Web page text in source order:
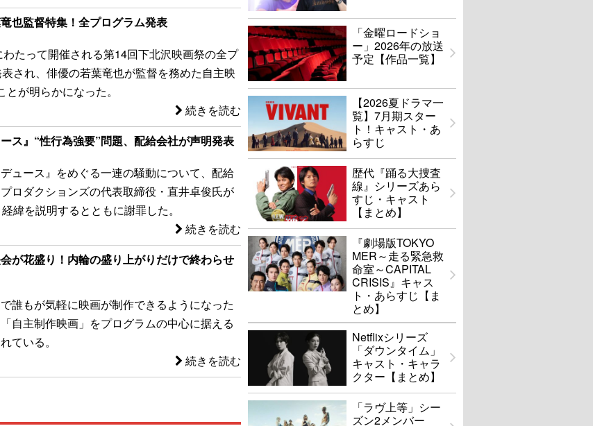
也監督特集！全プログラム発表
たって開催される第14回下北沢映画祭の全プ
され、俳優の若葉竜也が監督を務めた自主映
が明らかになった。
続きを読む
ス』“性行為強要”問題、配給会社が声明発表
ュース』をめぐる一連の騒動について、配給
ロダクションズの代表取締役・直井卓俊氏が
緯を説明するとともに謝罪した。
続きを読む
が花盛り！内輪の盛り上がりだけで終わらせ
誰もが気軽に映画が制作できるようになった
自主制作映画」をプログラムの中心に据える
ている。
続きを読む
「金曜ロードショ
ー」2026年の放送
予定【作品一覧】
【2026夏ドラマ一
覧】7月期スター
ト！キャスト・あ
らすじ
歴代『踊る大捜査
線』シリーズあら
すじ・キャスト
【まとめ】
『劇場版TOKYO
MER～走る緊急救
命室～CAPITAL
CRISIS』キャス
ト・あらすじ【ま
とめ】
Netflixシリーズ
「ダウンタイム」
キャスト・キャラ
クター【まとめ】
「ラヴ上等」シー
ズン2メンバー